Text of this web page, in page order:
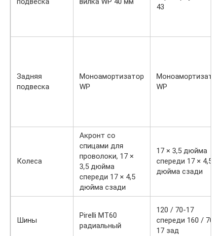
43
Задняя
подвеска
Моноамортизатор
WP
Моноамортизатор
WP
Колеса
Акронт со
спицами для
проволоки, 17 ×
3,5 дюйма
спереди 17 × 4,5
дюйма сзади
17 × 3,5 дюйма
спереди 17 × 4,5
дюйма сзади
Шины
Pirelli MT60
радиальный
120 / 70-17
спереди 160 / 70-
17 зад